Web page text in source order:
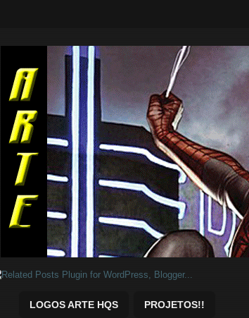
Quadrinhos Marvel e DC para baixar.
LOGOS ARTE HQS PROJETOS!!